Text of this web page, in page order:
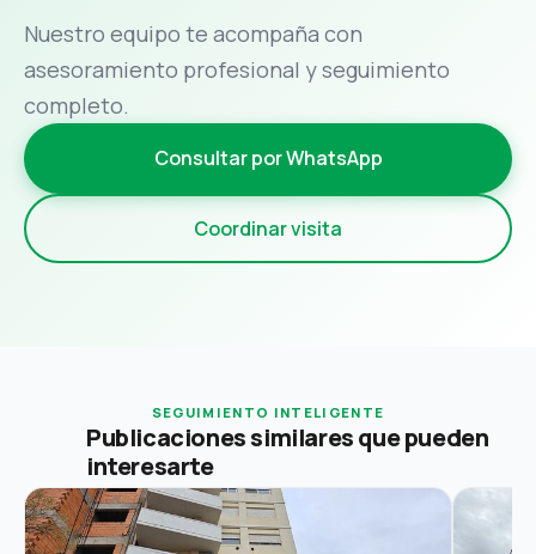
Nuestro equipo te acompaña con
asesoramiento profesional y seguimiento
completo.
Consultar por WhatsApp
Coordinar visita
SEGUIMIENTO INTELIGENTE
Publicaciones similares que pueden
interesarte